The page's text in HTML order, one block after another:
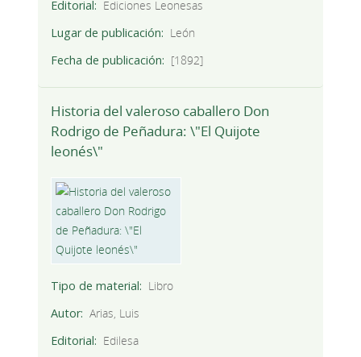
Editorial
Ediciones Leonesas
Lugar de publicación
León
Fecha de publicación
[1892]
Historia del valeroso caballero Don
Rodrigo de Peñadura: \"El Quijote
leonés\"
Tipo de material
Libro
Autor
Arias, Luis
Editorial
Edilesa